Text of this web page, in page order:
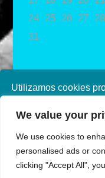
Utilizamos cookies
navegando,
política de cookies
privacidad
We value your
We use cookies to
personalised ads or
clicking "Accept All",
24
25 26 27 28
31